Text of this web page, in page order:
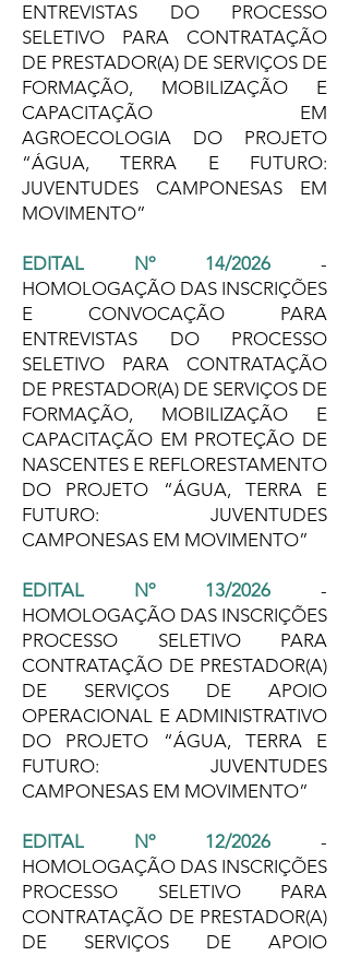
ENTREVISTAS DO PROCESSO
SELETIVO PARA CONTRATAÇÃO
DE PRESTADOR(A) DE SERVIÇOS DE
FORMAÇÃO, MOBILIZAÇÃO E
CAPACITAÇÃO EM
AGROECOLOGIA DO PROJETO
“ÁGUA, TERRA E FUTURO:
JUVENTUDES CAMPONESAS EM
MOVIMENTO”
EDITAL Nº 14/2026
-
HOMOLOGAÇÃO DAS INSCRIÇÕES
E CONVOCAÇÃO PARA
ENTREVISTAS DO PROCESSO
SELETIVO PARA CONTRATAÇÃO
DE PRESTADOR(A) DE SERVIÇOS DE
FORMAÇÃO, MOBILIZAÇÃO E
CAPACITAÇÃO EM PROTEÇÃO DE
NASCENTES E REFLORESTAMENTO
DO PROJETO “ÁGUA, TERRA E
FUTURO: JUVENTUDES
CAMPONESAS EM MOVIMENTO”
EDITAL Nº 13/2026
-
HOMOLOGAÇÃO DAS INSCRIÇÕES
PROCESSO SELETIVO PARA
CONTRATAÇÃO DE PRESTADOR(A)
DE SERVIÇOS DE APOIO
OPERACIONAL E ADMINISTRATIVO
DO PROJETO “ÁGUA, TERRA E
FUTURO: JUVENTUDES
CAMPONESAS EM MOVIMENTO”
EDITAL Nº 12/2026
-
HOMOLOGAÇÃO DAS INSCRIÇÕES
PROCESSO SELETIVO PARA
CONTRATAÇÃO DE PRESTADOR(A)
DE SERVIÇOS DE APOIO